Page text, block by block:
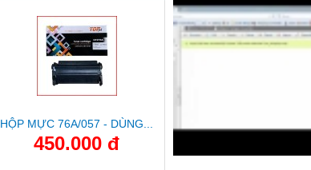
HỘP MỰC 76A/057 - DÙNG...
450.000 đ